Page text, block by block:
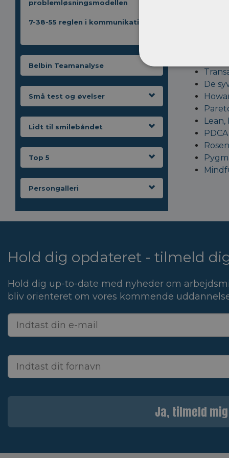
problemløsningsmodellen
7-38-55 reglen i kommunikation
Belbin Teamanalyse
Små test og øvelser
Lidt til smilebåndet
Top 5
Persongalleri
De
Hold dig opdateret - tilmeld
Hold dig up-to-date med nyheder om
bliv orienteret om vores kommende
Ja, tilmeld